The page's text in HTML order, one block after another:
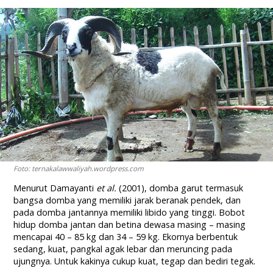
Foto: ternakalawwaliyah.wordpress.com
Menurut Damayanti et al. (2001), domba garut termasuk
bangsa domba yang memiliki jarak beranak pendek, dan
pada domba jantannya memiliki libido yang tinggi. Bobot
hidup domba jantan dan betina dewasa masing – masing
mencapai 40 – 85 kg dan 34 – 59 kg. Ekornya berbentuk
sedang, kuat, pangkal agak lebar dan meruncing pada
ujungnya. Untuk kakinya cukup kuat, tegap dan bediri tegak.